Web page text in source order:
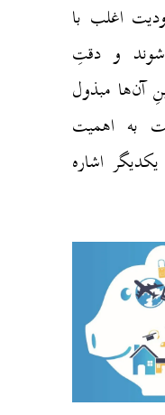
اغلب با
و دقتِ
آن‌ها مبذول
به اهمیت
اشاره